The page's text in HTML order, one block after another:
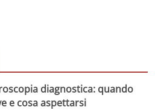
diagnostica: quando
e cosa aspettarsi